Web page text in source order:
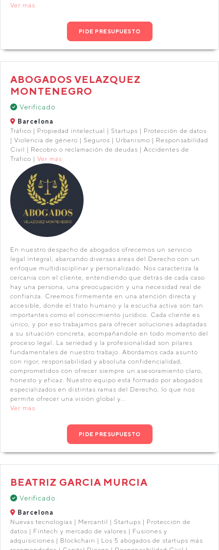
Ver más
PIDE PRESUPUESTO
ABOGADOS VELAZQUEZ
MONTENEGRO
Verificado
Barcelona
Tráfico | Propiedad intelectual | Startups | Protección de datos
| Violencia de género | Seguros | Urbanismo | Responsabilidad
Civil | Recobro o reclamación de deudas | Accidentes de
Tráfico | Ver más
En nuestro despacho de abogados ofrecemos un servicio
legal integral, abarcando diversas áreas del Derecho con un
enfoque multidisciplinar y personalizado. Nos caracteriza la
cercanía con el cliente, entendiendo que detrás de cada caso
hay una persona, una preocupación y una necesidad real de
confianza. Creemos firmemente en una atención directa y
accesible, donde el trato humano y la escucha activa son tan
importantes como el conocimiento jurídico. Cada cliente es
único, y por eso trabajamos para ofrecer soluciones adaptadas
a su situación concreta, acompañándole en todo momento del
proceso legal. La seriedad y la profesionalidad son pilares
fundamentales de nuestro trabajo. Abordamos cada asunto
con rigor, responsabilidad y absoluta confidencialidad,
comprometidos con ofrecer siempre un asesoramiento claro,
honesto y eficaz. Nuestro equipo está formado por abogados
especializados en distintas ramas del Derecho, lo que nos
permite ofrecer una visión global y...
Ver más
PIDE PRESUPUESTO
BEATRIZ GARCIA MURCIA
Verificado
Barcelona
Nuevas tecnologías | Mercantil | Startups | Protección de
datos | Fintech y mercado de valores | Fusiones y
adquisiciones | Blockchain | Los 5 abogados de startups más